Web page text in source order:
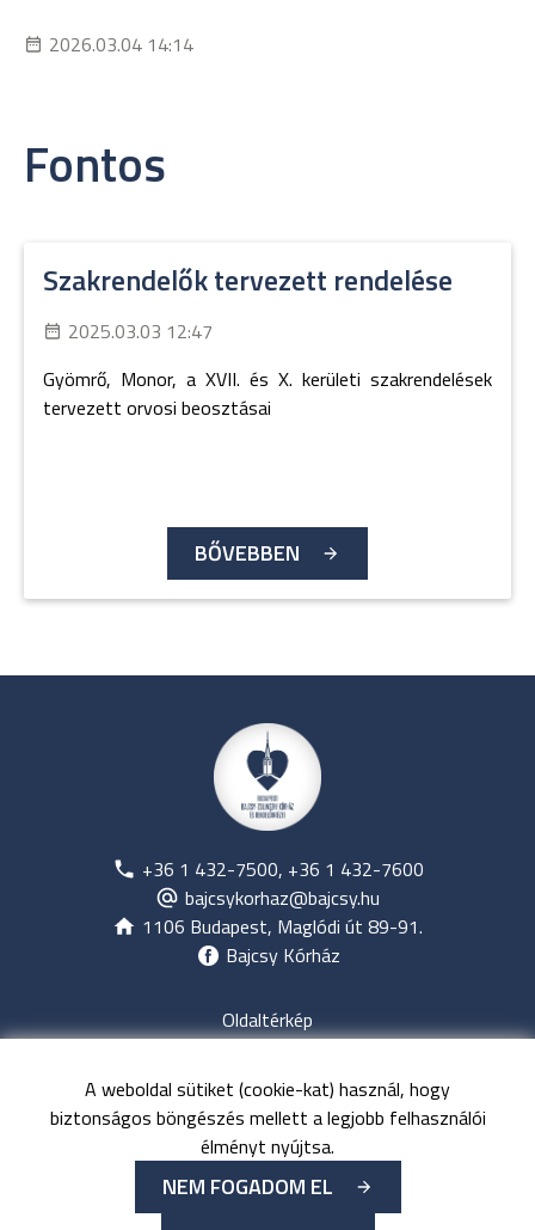
A weboldal sütiket (cookie-kat) használ, hogy
biztonságos böngészés mellett a legjobb felhasználói
élményt nyújtsa.
NEM FOGADOM EL
2026.03.04 14:14
Fontos
Szakrendelők tervezett rendelése
2025.03.03 12:47
Gyömrő, Monor, a XVII. és X. kerületi szakrendelések
tervezett orvosi beosztásai
BŐVEBBEN
+36 1 432-7500, +36 1 432-7600
bajcsykorhaz@bajcsy.hu
1106 Budapest, Maglódi út 89-91.
Bajcsy Kórház
Oldaltérkép
Jogi nyilatkozat
Adatvédelem
Közérdekű adatok
Kapcsolat
Minden jog fenntartva
Budapesti Bajcsy-Zsilinszky